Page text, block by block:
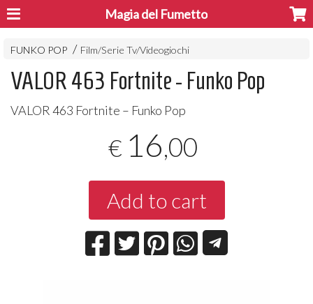
Magia del Fumetto
FUNKO POP Film/Serie Tv/Videogiochi
VALOR 463 Fortnite - Funko Pop
VALOR463 Fortnite – Funko Pop
€ 16,00
Add to cart